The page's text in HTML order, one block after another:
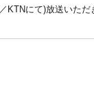
KTNにて)放送いただ